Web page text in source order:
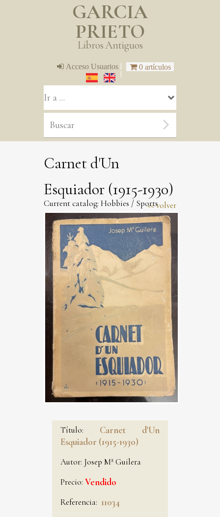
GARCIA
PRIETO
Libros Antiguos
0 artículos
Acceso Usuarios |
|
Carnet d'Un
Esquiador (1915-1930)
Current catalog: Hobbies / Sportsvolver
Título: Carnet d'Un
Esquiador (1915-1930)
Autor: Josep Mª Guilera
Precio: Vendido
Referencia: 11034